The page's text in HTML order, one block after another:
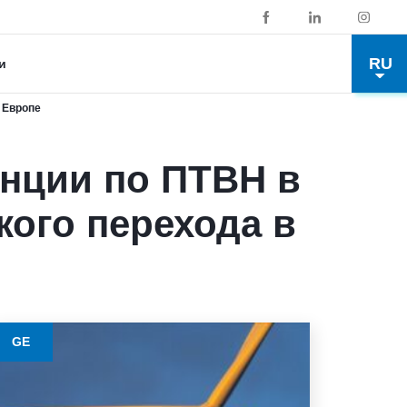
RU
по ПТВН в
перехода в
GE